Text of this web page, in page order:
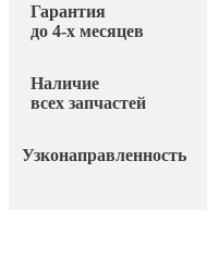
Гарантия
до 4-х месяцев
Наличие
всех запчастей
Узконаправленность